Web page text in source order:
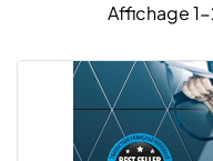
Affichage